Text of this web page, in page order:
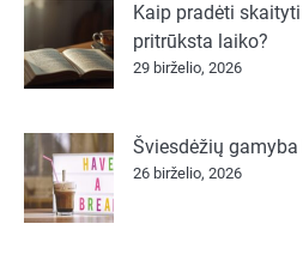
Kaip pradėti
pritrūksta laiko?
29 birželio, 2026
Šviesdėžių
26 birželio, 2026